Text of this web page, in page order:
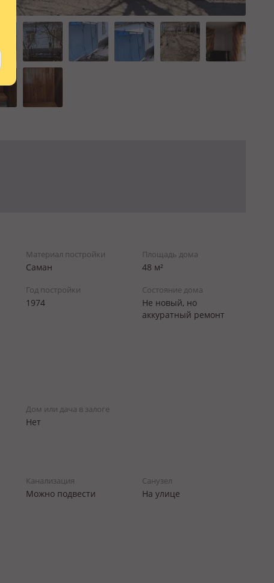
Материал постройки
Саман
Площадь дома
48 м²
Год постройки
1974
Состояние дома
Не новый, но
аккуратный ремонт
Дом или дача в залоге
Нет
Канализация
Можно подвести
Санузел
На улице